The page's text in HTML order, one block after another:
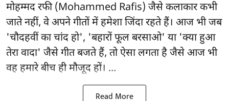
मोहम्मद रफी (Mohammed Rafis) जैसे कलाकार कभी
जाते नहीं, वे अपने गीतों में हमेशा जिंदा रहते हैं। आज भी जब
'चौदहवीं का चांद हो', 'बहारों फूल बरसाओ' या 'क्या हुआ
तेरा वादा' जैसे गीत बजते हैं, तो ऐसा लगता है जैसे आज भी
वह हमारे बीच ही मौजूद हों। ...
Read More